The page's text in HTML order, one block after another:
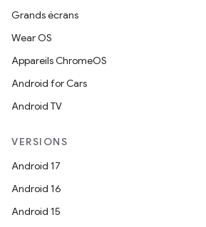
Grands écrans
Wear OS
Appareils ChromeOS
Android for Cars
Android TV
VERSIONS
Android 17
Android 16
Android 15